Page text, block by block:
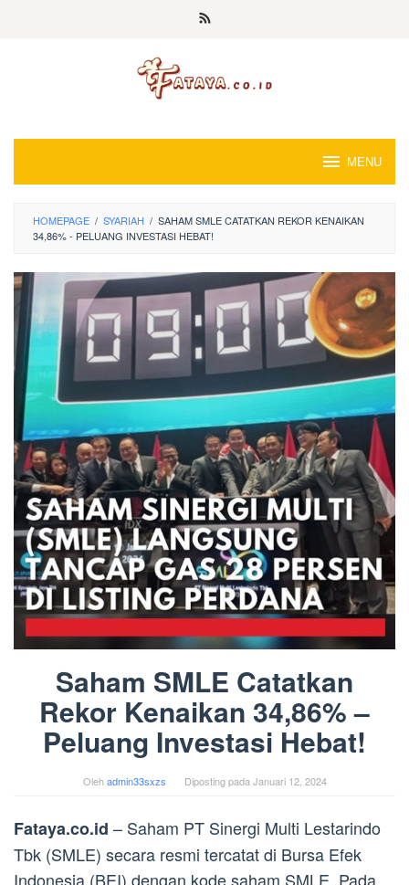
MENU
HOMEPAGE / SYARIAH / SAHAM SMLE CATATKAN REKOR KENAIKAN
34,86% - PELUANG INVESTASI HEBAT!
Saham SMLE Catatkan
Rekor Kenaikan 34,86% –
Peluang Investasi Hebat!
Olehadmin33sxzs Diposting pada Januari 12, 2024
Fataya.co.id – Saham PT Sinergi Multi Lestarindo
Tbk (SMLE) secara resmi tercatat di Bursa Efek
Indonesia (BEI) dengan kode saham SMLE. Pada